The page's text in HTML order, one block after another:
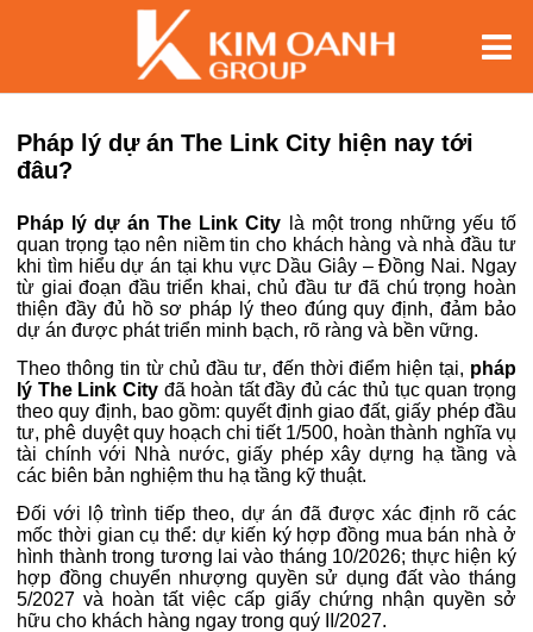
Pháp lý dự án The Link City hiện nay tới
đâu?
Pháp lý dự án The Link City là một trong những yếu tố
quan trọng tạo nên niềm tin cho khách hàng và nhà đầu tư
khi tìm hiểu dự án tại khu vực Dầu Giây – Đồng Nai. Ngay
từ giai đoạn đầu triển khai, chủ đầu tư đã chú trọng hoàn
thiện đầy đủ hồ sơ pháp lý theo đúng quy định, đảm bảo
dự án được phát triển minh bạch, rõ ràng và bền vững.
Theo thông tin từ chủ đầu tư, đến thời điểm hiện tại, pháp
lý The Link Cityđã hoàn tất đầy đủ các thủ tục quan trọng
theo quy định, bao gồm: quyết định giao đất, giấy phép đầu
tư, phê duyệt quy hoạch chi tiết 1/500, hoàn thành nghĩa vụ
tài chính với Nhà nước, giấy phép xây dựng hạ tầng và
các biên bản nghiệm thu hạ tầng kỹ thuật.
Đối với lộ trình tiếp theo, dự án đã được xác định rõ các
mốc thời gian cụ thể: dự kiến ký hợp đồng mua bán nhà ở
hình thành trong tương lai vào tháng 10/2026; thực hiện ký
hợp đồng chuyển nhượng quyền sử dụng đất vào tháng
5/2027 và hoàn tất việc cấp giấy chứng nhận quyền sở
hữu cho khách hàng ngay trong quý II/2027.